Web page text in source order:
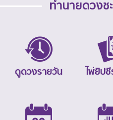
ทำนายดวงช
ดูดวงรายวัน ไพ่ยิป